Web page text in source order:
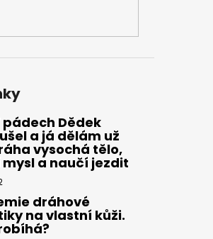
pádech Dědek
a já dělám už
vysochá tělo,
mysl a naučí jezdit
dráhové
na vlastní kůži.